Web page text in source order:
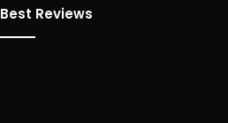
Best Reviews